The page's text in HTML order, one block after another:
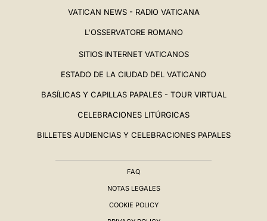
VATICAN NEWS - RADIO VATICANA
L'OSSERVATORE ROMANO
SITIOS INTERNET VATICANOS
ESTADO DE LA CIUDAD DEL VATICANO
BASÍLICAS Y CAPILLAS PAPALES - TOUR VIRTUAL
CELEBRACIONES LITÚRGICAS
BILLETES AUDIENCIAS Y CELEBRACIONES PAPALES
FAQ
NOTAS LEGALES
COOKIE POLICY